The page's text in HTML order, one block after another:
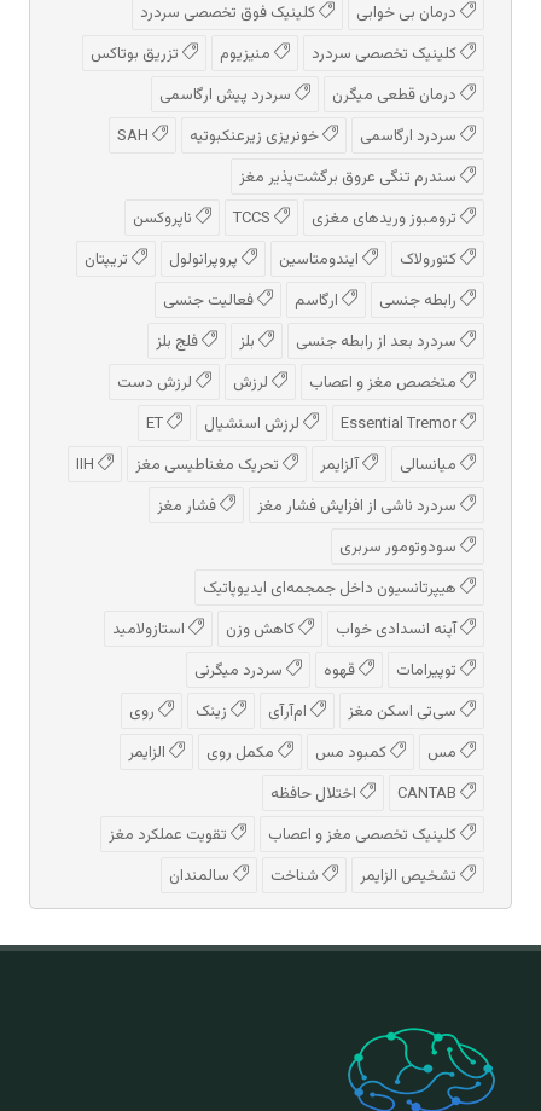
درمان بی خوابی
کلینیک فوق تخصصی سردرد
کلینیک تخصصی سردرد
منیزیوم
تزریق بوتاکس
درمان قطعی میگرن
سردرد پیش‌ ارگاسمی
سردرد ارگاسمی
خونریزی زیرعنکبوتیه
سندرم تنگی عروق برگشت‌پذیر مغز
ترومبوز وریدهای مغزی
ناپروکسن
کتورولاک
ایندومتاسین پروپرانولول
تریپتان
رابطه جنسی
ارگاسم
فعالیت جنسی
سردرد بعد از رابطه جنسی
بلز
فلج بلز
متخصص مغز و اعصاب
لرزش
لرزش دست
لرزش اسنشیال
میانسالی
آلزایمر تحریک مغناطیسی مغز
سردرد ناشی از افزایش فشار مغز
فشار مغز
سودوتومور سربری
هیپرتانسیون داخل جمجمه‌ای ایدیوپاتیک
آپنه انسدادی خواب
کاهش وزن
استازولامید
توپیرامات
قهوه
سردرد میگرنی
سی‌تی اسکن مغز
ام‌آر‌آی زینک
روی
مس
کمبود مس مکمل روی
الزایمر
اختلال حافظه
کلینیک تخصصی مغز و اعصاب
تقویت عملکرد مغز
تشخیص الزایمر
شناخت سالمندان